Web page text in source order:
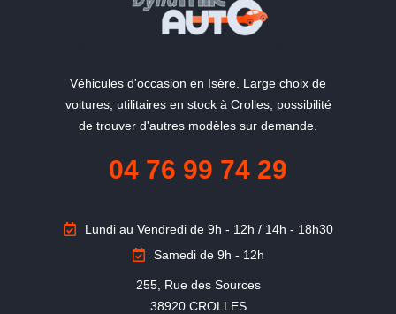
Véhicules d'occasion en Isère. Large choix de
voitures, utilitaires en stock à Crolles, possibilité
de trouver d'autres modèles sur demande.
04 76 99 74 29
Lundi au Vendredi de 9h - 12h / 14h - 18h30
Samedi de 9h - 12h
255, Rue des Sources
38920 CROLLES